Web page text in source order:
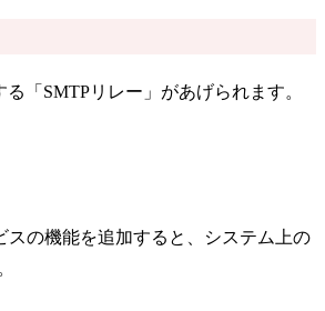
「SMTPリレー」があげられます。
の機能を追加すると、システム上の